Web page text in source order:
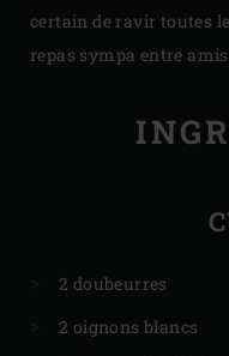
certain de ravir toutes
repas sympa entre amis.
2 doubeurres
2 oignons blancs